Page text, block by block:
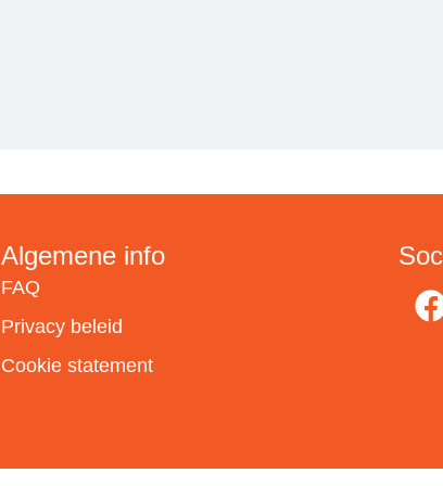
Algemene info
FAQ
Privacy beleid
Cookie statement